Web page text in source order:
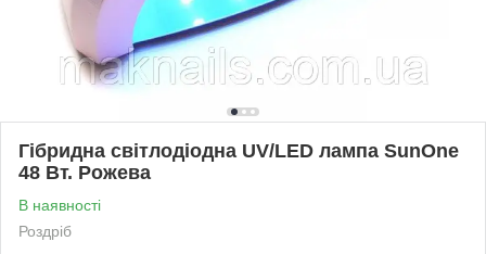
Гібридна світлодіодна UV/LED лампа SunOne
48 Вт. Рожева
В наявності
Роздріб